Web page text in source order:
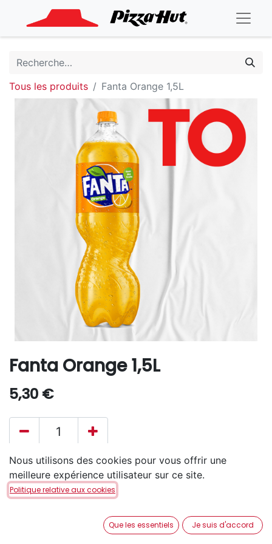
Tous les produits Fanta Orange 1,5L
Fanta Orange 1,5L
5,30 €
AJOUTER AU PANIER
Disponible en retrait en magasin via notre service
Aucune livraison à domicile.
Nous utilisons des cookies pour vous offrir une
meilleure expérience utilisateur sur ce site.
Politique relative aux cookies
Que les essentiels Je suis d'accord